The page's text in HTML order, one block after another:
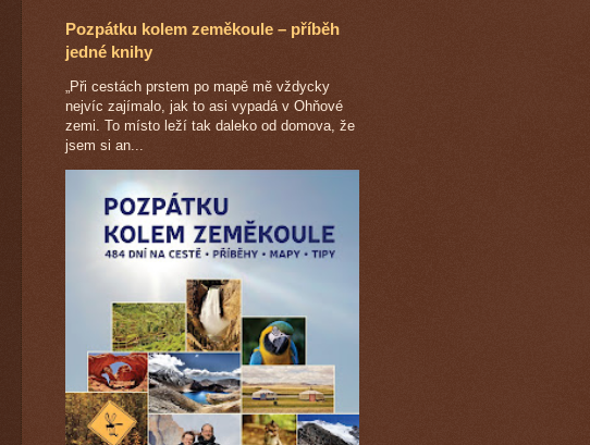
Pozpátku kolem zeměkoule – příběh
jedné knihy
„Při cestách prstem po mapě mě vždycky
nejvíc zajímalo, jak to asi vypadá v Ohňové
zemi. To místo leží tak daleko od domova, že
jsem si an...